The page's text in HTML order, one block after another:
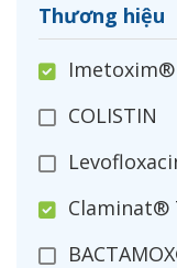
Thương hiệu
Imetoxim®
COLISTIN
Claminat®